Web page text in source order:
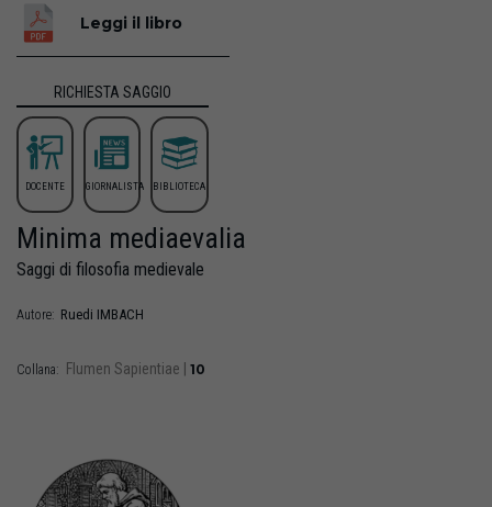
Leggi il libro
RICHIESTA SAGGIO
DOCENTE GIORNALISTA BIBLIOTECA
Minima mediaevalia
Saggi di filosofia medievale
Autore: Ruedi IMBACH
Collana: Flumen Sapientiae 10